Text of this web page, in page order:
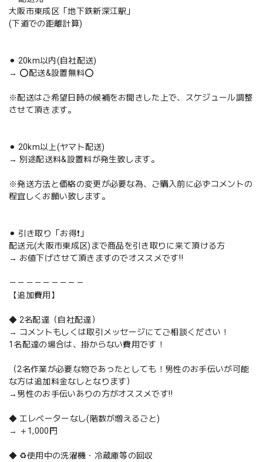
大阪市東成区「地下鉄新深江駅」
(下道での距離計算)
⚫︎ 20km以内(自社配送)
→ ⭕️配送&設置無料⭕️
※配送はご希望日時の候補をお聞きした上で、スケジュール調整
させて頂きます。
⚫︎ 20km以上(ヤマト配送)
→ 別途配送料&設置料が発生致します。
※発送方法と価格の変更が必要な為、ご購入前に必ずコメントの
程宜しくお願い致します。
⚫︎ 引き取り「お得❗️」
配送元(大阪市東成区)まで商品を引き取りに来て頂ける方
→ お値下げさせて頂きますのでオススメです‼️
－－－－－－－－－
【追加費用】
◆ 2名配達（自社配達）
→ コメントもしくは取引メッセージにてご相談ください！
1名配達の場合は、掛からない費用です！
（2名作業が必要な物であったとしても！男性のお手伝いが可能
な方は追加料金なしとなります）
→男性のお手伝いありの方がオススメです‼️
◆ エレベーターなし(階数が増えるごと)
→ ＋1,000円
◆ ♻️使用中の洗濯機・冷蔵庫等の回収